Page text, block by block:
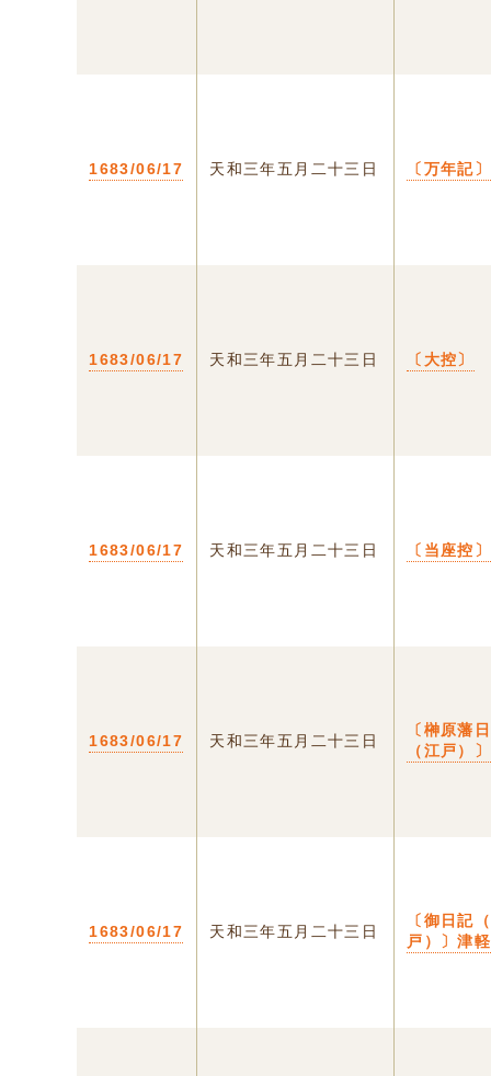
1683/06/17 天和三年五月二十三日 〔万年記〕
1683/06/17 天和三年五月二十三日 〔大控〕
1683/06/17 天和三年五月二十三日 〔当座控〕
1683/06/17 天和三年五月二十三日
〔榊原藩
（江戸）〕
1683/06/17 天和三年五月二十三日
〔御日記
戸）〕津